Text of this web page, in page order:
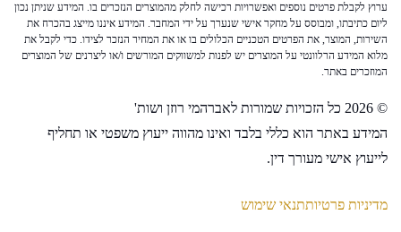
ערוץ לקבלת פרטים נוספים ואפשרויות רכישה לחלק מהמוצרים הנזכרים בו. המידע שניתן נכון
ליום כתיבתו, ומבוסס על מחקר אישי שנערך על ידי המחבר. המידע איננו מייצג בהכרח את
השירות, המוצר, את הפרטים הטכניים הכלולים בו או את המחיר הנזכר לצידו. כדי לקבל את
מלוא המידע הרלוונטי על המוצרים יש לפנות למשווקים המורשים ו/או ליצרנים של המוצרים
המוזכרים באתר.
© 2026 כל הזכויות שמורות לאברהמי רוזן ושות'
המידע באתר הוא כללי בלבד ואינו מהווה ייעוץ משפטי או תחליף
לייעוץ אישי מעורך דין.
מדיניות פרטיותתנאי שימוש